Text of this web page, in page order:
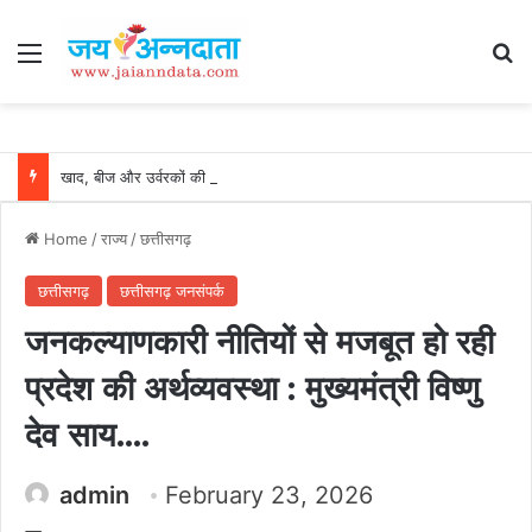
Menu
Home /राज्य/छत्तीसगढ़
छत्तीसगढ़ छत्तीसगढ़ जनसंपर्क
जनकल्याणकारी नीतियों से मजबूत हो रही
प्रदेश की अर्थव्यवस्था : मुख्यमंत्री विष्णु
देव साय….
admin
February 23, 2026